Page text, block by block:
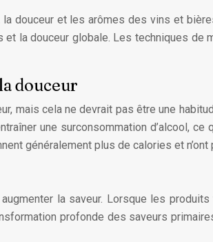
douceur et les arômes des vins et
la douceur globale. Les techniques
douceur
mais cela ne devrait pas être une
une surconsommation d’alcool, ce
généralement plus de calories et
la saveur. Lorsque les
profonde des saveurs